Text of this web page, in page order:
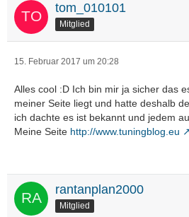
tom_010101
Mitglied
15. Februar 2017 um 20:28
Alles cool :D Ich bin mir ja sicher das
meiner Seite liegt und hatte deshalb
ich dachte es ist bekannt und jedem
Meine Seite http://www.tuningblog.eu
rantanplan2000
Mitglied